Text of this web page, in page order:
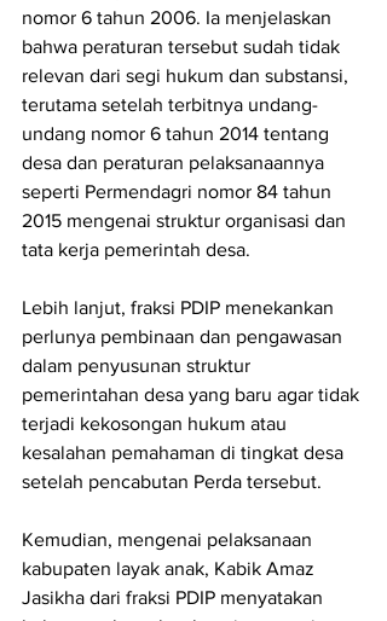
nomor 6 tahun 2006. Ia menjelaskan
bahwa peraturan tersebut sudah tidak
relevan dari segi hukum dan substansi,
terutama setelah terbitnya undang-
undang nomor 6 tahun 2014 tentang
desa dan peraturan pelaksanaannya
seperti Permendagri nomor 84 tahun
2015 mengenai struktur organisasi dan
tata kerja pemerintah desa.
Lebih lanjut, fraksi PDIP menekankan
perlunya pembinaan dan pengawasan
dalam penyusunan struktur
pemerintahan desa yang baru agar tidak
terjadi kekosongan hukum atau
kesalahan pemahaman di tingkat desa
setelah pencabutan Perda tersebut.
Kemudian, mengenai pelaksanaan
kabupaten layak anak, Kabik Amaz
Jasikha dari fraksi PDIP menyatakan